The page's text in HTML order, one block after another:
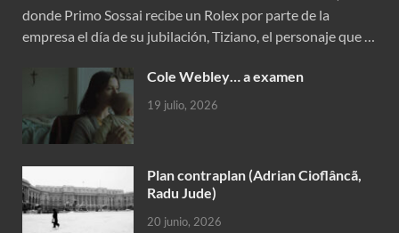
donde Primo Sossai recibe un Rolex por parte de la
empresa el día de su jubilación, Tiziano, el personaje que …
Cole Webley… a examen
19 julio, 2026
Plan contraplan (Adrian Cioflâncã,
Radu Jude)
20 junio, 2026